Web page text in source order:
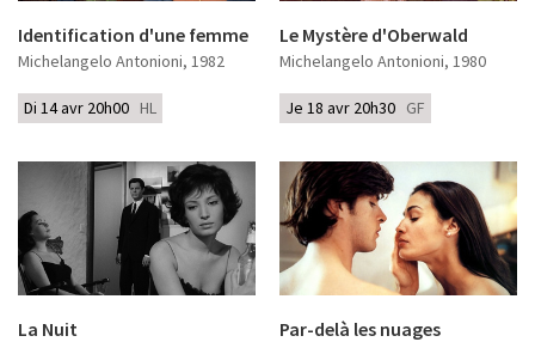
Identification d'une femme
Michelangelo Antonioni, 1982
Di 14 avr 20h00 HL
Le Mystère d'Oberwald
Michelangelo Antonioni, 1980
Je 18 avr 20h30 GF
La Nuit Par-delà les nuages